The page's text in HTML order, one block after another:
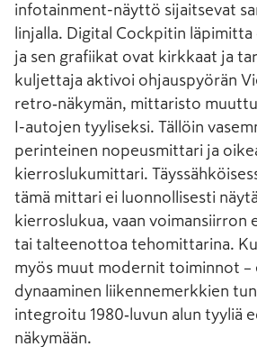
infotainment-näyttö sijaitsevat
linjalla. Digital Cockpitin läpimitta
ja sen grafiikat ovat kirkkaat ja
kuljettaja aktivoi ohjauspyörän
retro‑näkymän, mittaristo
I-autojen tyyliseksi. Tällöin
perinteinen nopeusmittari ja
kierroslukumittari.
tämä mittari ei luonnollisesti
kierroslukua, vaan voimansiirron
tai talteenottoa tehomittarina.
myös muut modernit toiminnot –
dynaaminen liikennemerkkien
integroitu 1980‑luvun alun tyyliä
näkymään.